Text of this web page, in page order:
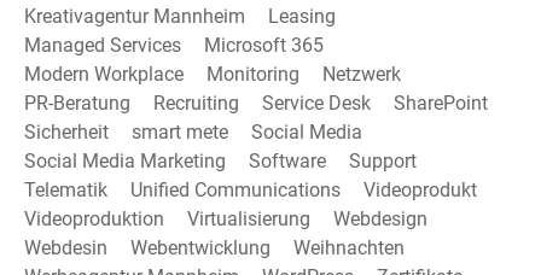
Kreativagentur Mannheim
Leasing
Managed Services
Microsoft 365
Modern Workplace
Monitoring
Netzwerk
PR-Beratung
Recruiting Service Desk
SharePoint
Sicherheit
smart mete
Social Media
Social Media Marketing
Software
Support
Telematik
Unified Communications
Videoprodukt
Videoproduktion
Virtualisierung
Webdesign
Webdesin
Webentwicklung
Weihnachten